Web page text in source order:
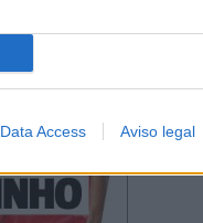
Data Access Aviso legal